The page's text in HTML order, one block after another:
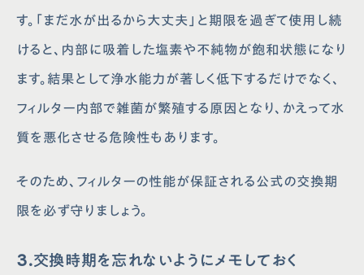
す。「まだ水が出るから大丈夫」と期限を過ぎて使用し続
けると、内部に吸着した塩素や不純物が飽和状態になり
ます。結果として浄水能力が著しく低下するだけでなく、
フィルター内部で雑菌が繁殖する原因となり、かえって水
質を悪化させる危険性もあります。
そのため、フィルターの性能が保証される公式の交換期
限を必ず守りましょう。
3.交換時期を忘れないようにメモしておく